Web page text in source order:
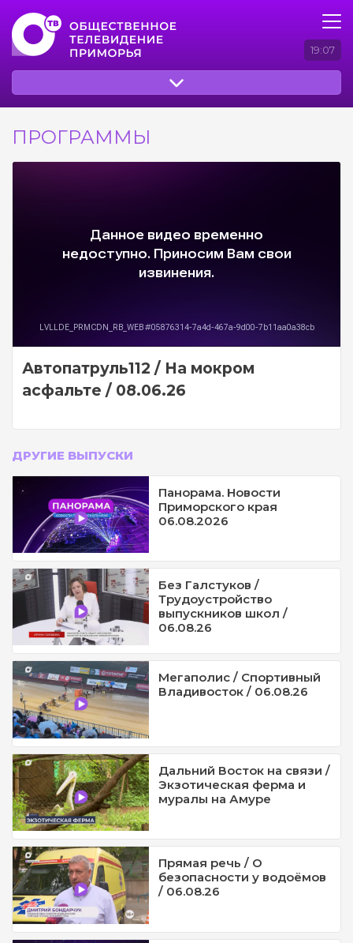
19:07
ПРОГРАММЫ
Автопатруль112 / На мокром
асфальте / 08.06.26
ДРУГИЕ ВЫПУСКИ
Панорама. Новости
Приморского края
06.08.2026
Без Галстуков /
Трудоустройство
выпускников школ /
06.08.26
Мегаполис / Спортивный
Владивосток / 06.08.26
Дальний Восток на связи /
Экзотическая ферма и
муралы на Амуре
Прямая речь / О
безопасности у водоёмов
/ 06.08.26